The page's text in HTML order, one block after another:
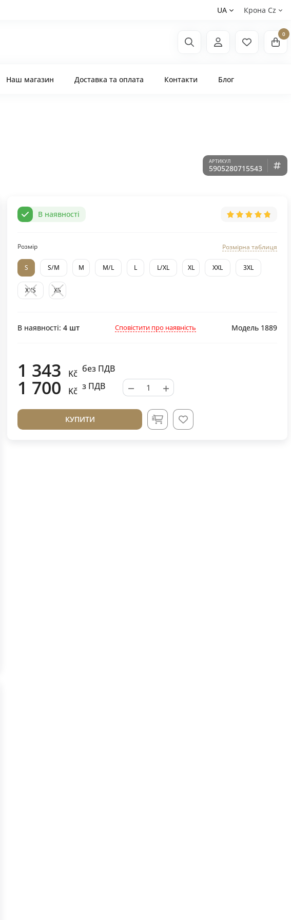
UA Крона Сz
0
Наш магазин Доставка та оплата Контакти Блог
5905280715543
В наявності
Розмір Розмірна таблиця
S S/M M M/L L L/XL XL XXL 3XL
XXS XS
В наявності: 4 шт Сповістити про наявність Модель 1889
1 343 Kč без ПДВ
1 700 Kč з ПДВ − +
КУПИТИ